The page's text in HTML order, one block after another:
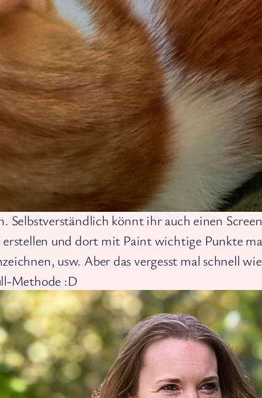
und Video
hat den Hintergrund, einer Karte
, um einen bestimmten Sachverhalt
Selbstverständlich könnt ihr auch einen
erstellen und dort mit Paint wichtige Punkte
usw. Aber das vergesst mal schnell
Methode :D
Daten könnt ihr beliebig visualisieren,
manipulieren und vor allem dadurch
ihr gar keine historische Karte mehr,
vektorisiert habt.